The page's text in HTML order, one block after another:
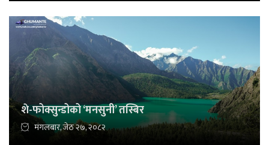
शे-फोक्सुन्डोको ‘मनसुनी’ तस्बिर
मंगलबार, जेठ २७, २०८२